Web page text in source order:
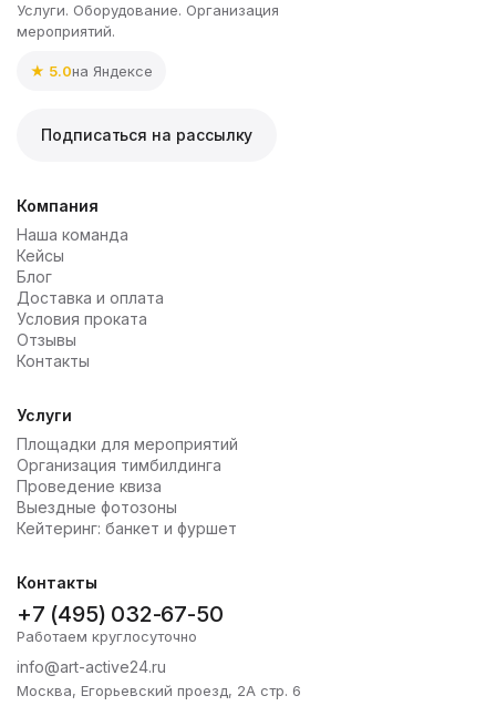
Услуги. Оборудование. Организация
мероприятий.
★ 5.0на Яндексе
Подписаться на рассылку
Компания
Наша команда
Кейсы
Блог
Доставка и оплата
Условия проката
Отзывы
Контакты
Услуги
Площадки для мероприятий
Организация тимбилдинга
Проведение квиза
Выездные фотозоны
Кейтеринг: банкет и фуршет
Контакты
+7 (495) 032-67-50
Работаем круглосуточно
info@art-active24.ru
Москва, Егорьевский проезд, 2А стр. 6